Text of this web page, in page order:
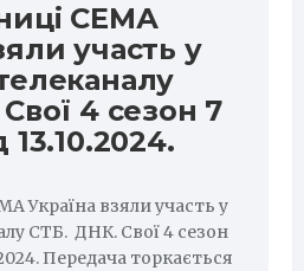
СЕМА
участь у
4 сезон 7
13.10.2024.
Україна взяли участь у
СТБ. ДНК. Свої 4 сезон
Передача торкається